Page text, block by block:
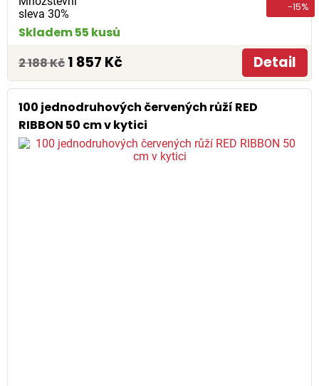
sleva 30%
-15%
Skladem 55 kusů
2 188 Kč 1 857 Kč Detail
100 jednodruhových červených růží RED
RIBBON 50 cm v kytici